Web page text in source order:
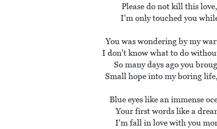
Please do not kill this love,
I'm only touched you
You was wondering by my
I don't know what to do
So many days ago you
Small hope into my boring
Blue eyes like an immense
Your first words like a
I'm fall in love with you